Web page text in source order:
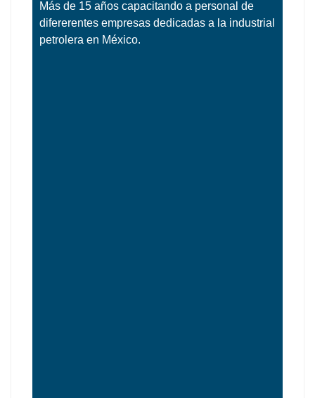
Más de 15 años capacitando a personal de
difererentes empresas dedicadas a la industrial
petrolera en México.